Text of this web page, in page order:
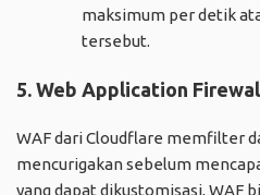
maksimum per detik
tersebut.
5. Web Application
WAF dari Cloudflare memfilter
mencurigakan sebelum
yang dapat dikustomisasi, WAF